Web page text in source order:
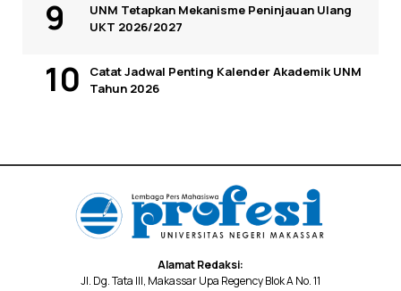
UNM Tetapkan Mekanisme Peninjauan Ulang
UKT 2026/2027
Catat Jadwal Penting Kalender Akademik UNM
Tahun 2026
Alamat Redaksi:
Jl. Dg. Tata III, Makassar Upa Regency Blok A No. 11